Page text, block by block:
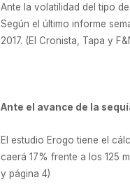
Ante la volatilidad del tipo
Según el último informe
2017. (El Cronista, Tapa y
Ante el avance de la
El estudio Erogo tiene el
caerá 17% frente a los 125
y página 4)